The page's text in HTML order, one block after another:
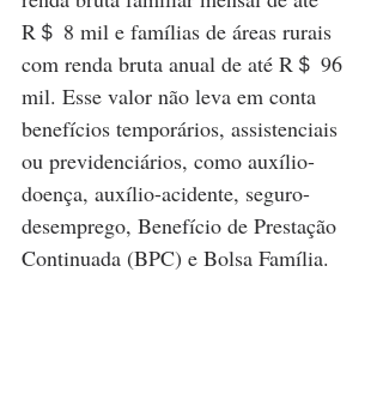
R＄ 8 mil e famílias de áreas rurais
com renda bruta anual de até R＄ 96
mil. Esse valor não leva em conta
benefícios temporários, assistenciais
ou previdenciários, como auxílio-
doença, auxílio-acidente, seguro-
desemprego, Benefício de Prestação
Continuada (BPC) e Bolsa Família.